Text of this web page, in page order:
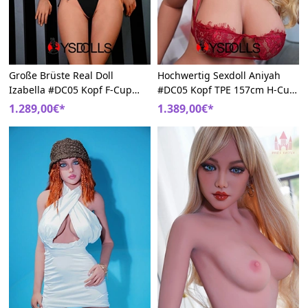
Große Brüste Real Doll
Izabella #DC05 Kopf F-Cup
TPE 163cm Großer Hintern
Dolls Castle
1.289,00€*
Hochwertig Sexdoll Aniyah
#DC05 Kopf TPE 157cm H-Cup
Blond Dolls Castle
1.389,00€*